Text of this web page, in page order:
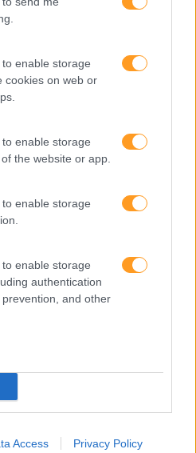
enable storage
cookies on web or
enable storage
the website or app.
enable storage
enable storage
authentication
and other
Access Privacy Policy
na massa”
CEO da
fala
ajustadas